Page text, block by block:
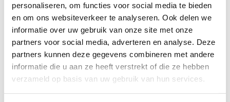
personaliseren, om functies voor social media te bieden
en om ons websiteverkeer te analyseren. Ook delen we
informatie over uw gebruik van onze site met onze
partners voor social media, adverteren en analyse. Deze
partners kunnen deze gegevens combineren met andere
informatie die u aan ze heeft verstrekt of die ze hebben
verzameld op basis van uw gebruik van hun services.
9 Jeugdstrafrecht
Verdachte in strafzaak
9 Dagvaarding ontvangen
9 Verdacht van diefstal
9 Verdacht van heling